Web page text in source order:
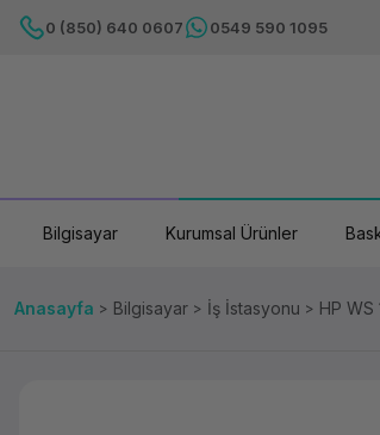
0 (850) 640 0607 0549 590 1095
Bilgisayar Kurumsal Ürünler
Anasayfa Bilgisayar İş İstasyonu HP WS